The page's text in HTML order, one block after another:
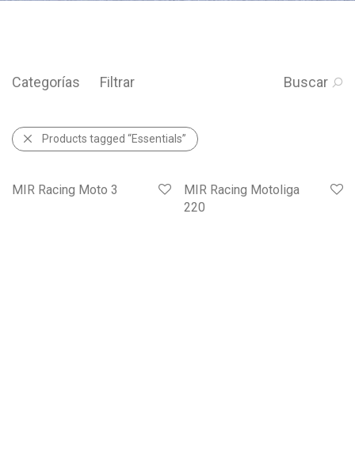
Categorías Filtrar Buscar
Products tagged “Essentials”
MIR Racing Moto 3
MIR Racing Motoliga
220